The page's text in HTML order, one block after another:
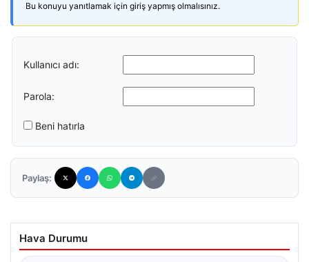
Bu konuyu yanıtlamak için giriş yapmış olmalısınız.
Kullanıcı adı:
Parola:
Beni hatırla
Paylaş:
Hava Durumu